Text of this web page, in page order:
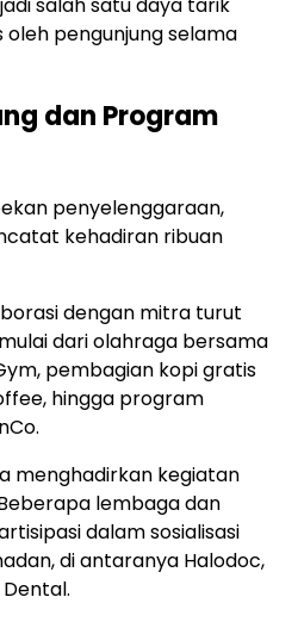
salahsatudaya tarik
oleh pengunjungselama
dan Program
penyelenggaraan,
kehadiran ribuan
dengan mitra turut
mulaidariolahraga bersama
, pembagian kopigratis
, hingga program
.
menghadirkan kegiatan
lembagadan
dalamsosialisasi
diantaranya Halodoc,
Dental.